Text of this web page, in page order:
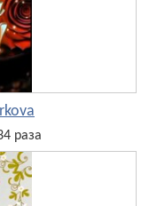
раза